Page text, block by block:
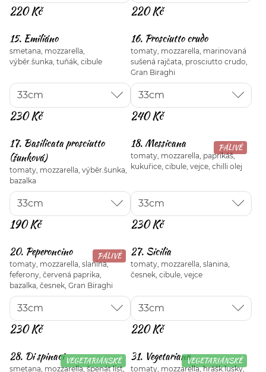
220 Kč 220 Kč
15. Emiliáno
smetana, mozzarella,
výběr.šunka, tuňák, cibule
230 Kč
16. Prosciutto crudo
tomaty, mozzarella, marinovaná
sušená rajčata, prosciutto crudo,
Gran Biraghi
240 Kč
17. Basilicata prosciutto
(šunková)
tomaty, mozzarella, výběr.šunka,
bazalka
190 Kč
PÁLIVÉ
18. Messicana
tomaty, mozzarella, paprikáš,
kukuřice, cibule, vejce, chilli olej
230 Kč
PÁLIVÉ
20. Peperoncino
tomaty, mozzarella, slanina,
feferony, červená paprika,
bazalka, česnek, Gran Biraghi
230 Kč
27. Sicilia
tomaty, mozzarella, slanina,
česnek, cibule, vejce
220 Kč
VEGETARIÁNSKÉ
28. Di spinaci
smetana, mozzarella, špenát list,
VEGETARIÁNSKÉ
31. Vegetariana
tomaty, mozzarella, hrášk.lusky,